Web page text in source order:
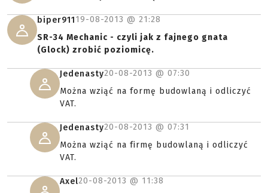
biper91119-08-2013 @ 21:28
SR-34 Mechanic - czyli jak z fajnego gnata
(Glock) zrobić poziomicę.
Jedenasty20-08-2013 @ 07:30
Można wziąć na formę budowlaną i odliczyć
VAT.
Jedenasty20-08-2013 @ 07:31
Można wziąć na firmę budowlaną i odliczyć
VAT.
Axel20-08-2013 @ 11:38